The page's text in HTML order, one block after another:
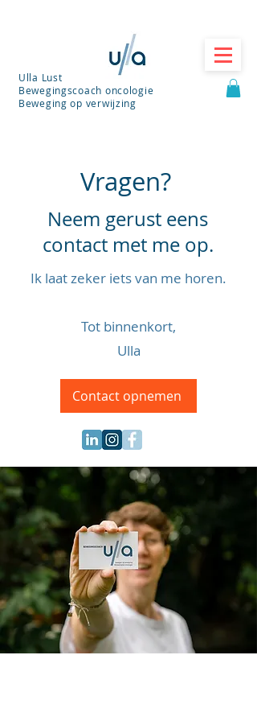
Ulla Lust
Bewegingscoach oncologie
Beweging op verwijzing
Vragen?
Neem gerust eens
contact met me op.
Ik laat zeker iets van me horen.
Tot binnenkort,
Ulla
Contact opnemen